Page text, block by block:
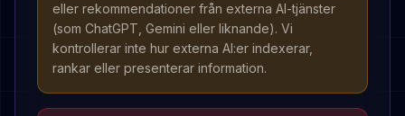
eller rekommendationer från externa AI-tjänster
(som ChatGPT, Gemini eller liknande). Vi
kontrollerar inte hur externa AI:er indexerar,
rankar eller presenterar information.